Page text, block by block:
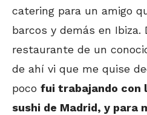
catering para un amigo
barcos y demás en Ibiza.
restaurante de un
de ahí vi que me quise
poco fui trabajando con
sushi de Madrid, y para